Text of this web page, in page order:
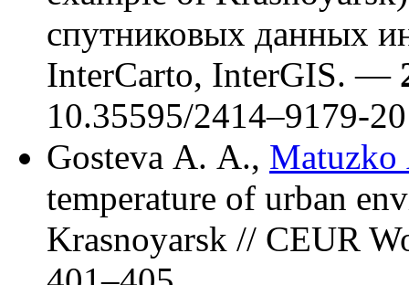
спутниковых данных
InterCarto, InterGIS. —
10.35595/2414–9179-
Gosteva A. A.,
temperature of urban
Krasnoyarsk // CEUR